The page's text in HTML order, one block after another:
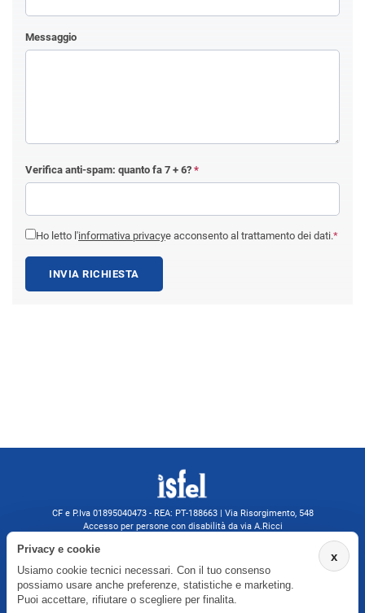
Messaggio
Verifica anti-spam: quanto fa 7 + 6? *
Ho letto l'informativa privacye acconsento al trattamento dei dati.*
INVIA RICHIESTA
CF e P.Iva 01895040473 - REA: PT-188663 | Via Risorgimento, 548
Accesso per persone con disabilità da via A.Ricci
isfel@pec.it
Informativa privacy
x
Privacy e cookie
Usiamo cookie tecnici necessari. Con il tuo consenso
possiamo usare anche preferenze, statistiche e marketing.
Puoi accettare, rifiutare o scegliere per finalita.